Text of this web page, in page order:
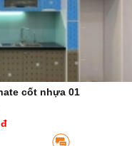
cốt nhựa 01